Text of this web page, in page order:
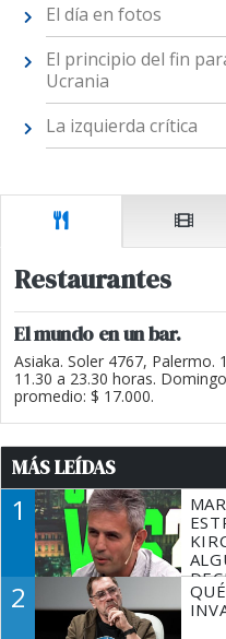
El día en fotos
El principio del fin
Ucrania
La izquierda crítica
Restaurantes
El mundo en un bar.
Asiaka. Soler 4767, Palermo.
11.30 a 23.30 horas.
promedio: $ 17.000.
MÁS LEÍDAS
1
2